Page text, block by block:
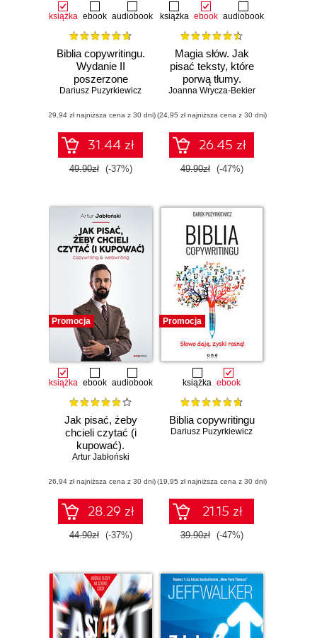
książka ebook audiobook
Biblia copywritingu.
Wydanie II
poszerzone
Dariusz Puzyrkiewicz
(29,94 zł najniższa cena z 30 dni)
31.44 zł
49.90zł (-37%)
książka ebook audiobook
Magia słów. Jak
pisać teksty, które
porwą tłumy.
Wydanie 2
Joanna Wrycza-Bekier
(24,95 zł najniższa cena z 30 dni)
26.45 zł
49.90zł (-47%)
Promocja
książka ebook audiobook
Jak pisać, żeby
chcieli czytać (i
kupować).
Copywriting &
Artur Jabłoński
(26,94 zł najniższa cena z 30 dni)
28.29 zł
44.90zł (-37%)
Promocja
książka ebook
Biblia copywritingu
Dariusz Puzyrkiewicz
(19,95 zł najniższa cena z 30 dni)
21.15 zł
39.90zł (-47%)